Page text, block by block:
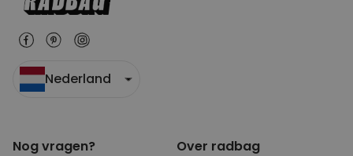
Nederland
Nog vragen? Over radbag